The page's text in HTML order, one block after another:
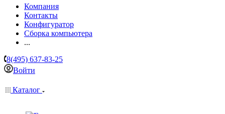
Компания
Контакты
Конфигуратор
Сборка компьютера
...
8(495) 637-83-25
Войти
Каталог